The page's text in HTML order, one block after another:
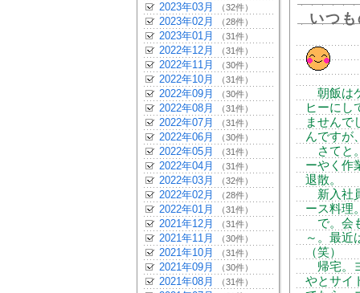
2023年03月 （32件）
2023年02月 （28件）
2023年01月 （31件）
2022年12月 （31件）
2022年11月 （30件）
2022年10月 （31件）
2022年09月 （30件）
2022年08月 （31件）
2022年07月 （31件）
2022年06月 （30件）
2022年05月 （31件）
2022年04月 （31件）
2022年03月 （32件）
2022年02月 （28件）
2022年01月 （31件）
2021年12月 （31件）
2021年11月 （30件）
2021年10月 （31件）
2021年09月 （30件）
2021年08月 （31件）
いつ
朝飯は
ヒーにし
ませんで
んですが
さてと
ーやく作
退散。
新入社
ース料理
で。会
～。最近
（笑）
帰宅。
やとサイ